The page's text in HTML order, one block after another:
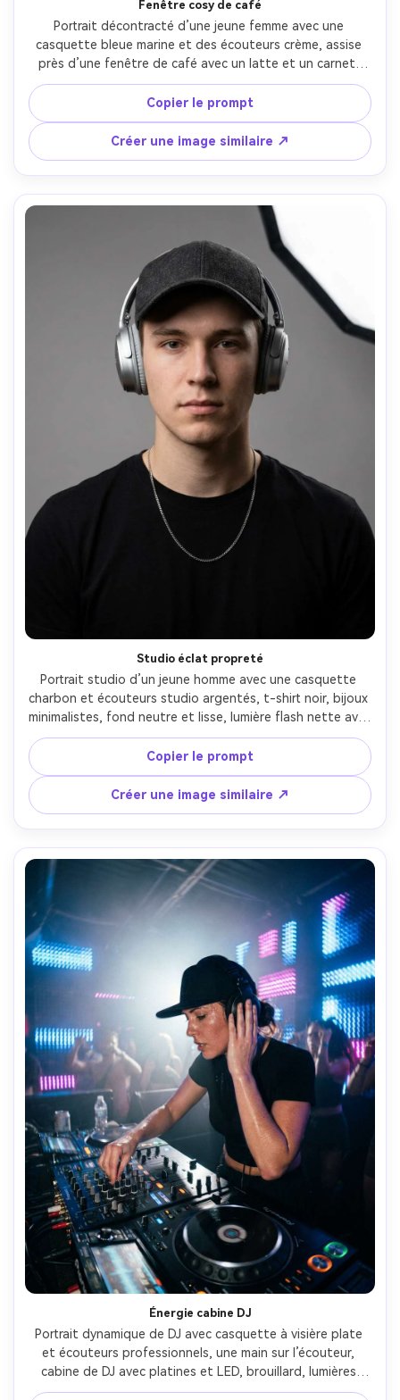
Fenêtre cosy de café
Portrait décontracté d’une jeune femme avec une
casquette bleue marine et des écouteurs crème, assise
près d’une fenêtre de café avec un latte et un carnet,
lumière douce et diffuse, clients floutés à l’arrière-plan,
sourire délicat, prise Fujifilm GFX100 80mm, profondeur de
champ réduite, tonalités film mat, ultra réaliste, yeux
nets, ambiance chaleureuse --ar 4:5
Copier le prompt
Créer une image similaire ↗
Studio éclat propreté
Portrait studio d’un jeune homme avec une casquette
charbon et écouteurs studio argentés, t-shirt noir, bijoux
minimalistes, fond neutre et lisse, lumière flash nette avec
softbox et ombre subtile sous la visière, prise Nikon Z8
85mm f/1.8, cadrage tête-épaules, photographie
commerciale haut de gamme, détails photoréalistes,
retouche propre --ar 4:5
Copier le prompt
Créer une image similaire ↗
Énergie cabine DJ
Portrait dynamique de DJ avec casquette à visière plate
et écouteurs professionnels, une main sur l’écouteur,
cabine de DJ avec platines et LED, brouillard, lumières
bleu et magenta, reflet sueur, prise Sony A1 35mm f/1.4,